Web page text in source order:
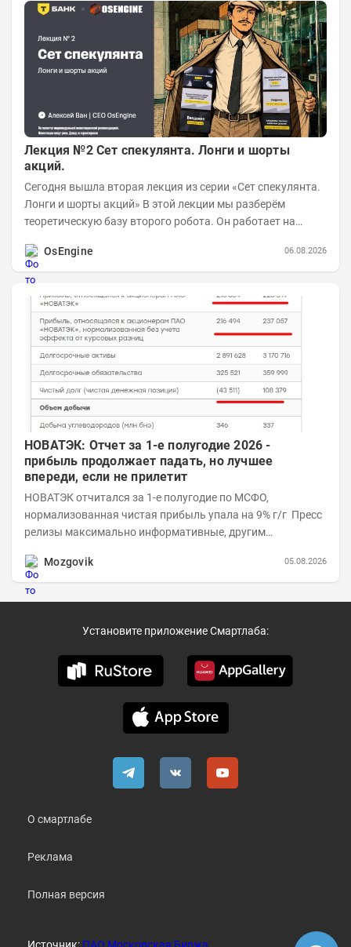
Лекция №2 Сет спекулянта. Лонги и шорты
акций.
Сегодня вышла вторая лекция из серии «Сет спекулянта.
Лонги и шорты акций» В этой лекции мы разберём
теоретическую базу второго робота. Он работает на
OsEngine
06.08.2026
НОВАТЭК: Отчет за 1-е полугодие 2026 -
прибыль продолжает падать, но лучшее
впереди, если не прилетит
НОВАТЭК отчитался за 1-е полугодие по МСФО,
нормализованная чистая прибыль упала на 9% г/г Пресс
релизы максимально информативные, другим
Mozgovik
05.08.2026
Установите приложение Смартлаба:
О смартлабе
Реклама
Полная версия